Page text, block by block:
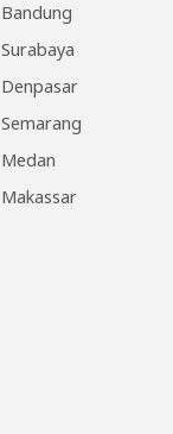
Bandung
Surabaya
Denpasar
Semarang
Medan
Makassar